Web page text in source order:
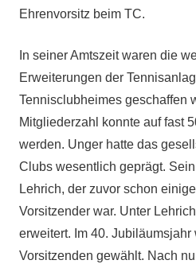
Ehrenvorsitz beim TC.
In seiner Amtszeit waren die
Erweiterungen der
Tennisclubheimes geschaffen
Mitgliederzahl konnte auf fast
werden. Unger hatte das
Clubs wesentlich geprägt.
Lehrich, der zuvor schon
Vorsitzender war. Unter
erweitert. Im 40.
Vorsitzenden gewählt. Nach